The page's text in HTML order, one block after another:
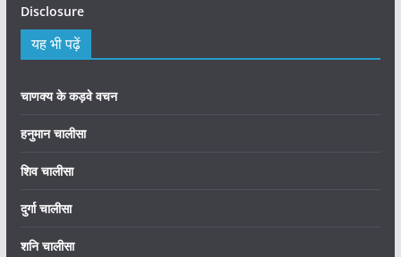
Disclosure
यह भी पढ़ें
चाणक्य के कड़वे वचन
हनुमान चालीसा
शिव चालीसा
दुर्गा चालीसा
शनि चालीसा